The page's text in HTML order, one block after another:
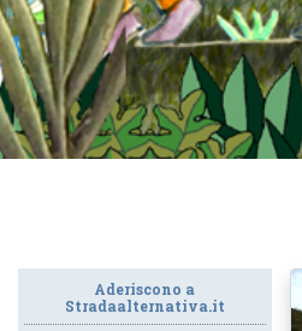
Aderiscono a
Stradaalternativa.it